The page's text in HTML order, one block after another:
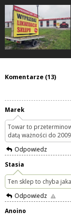
Komentarze (13)
Marek
Towar to
datą ważności do
Odpowiedz
Stasia
Ten sklep to chyba
Odpowiedz
Anoino